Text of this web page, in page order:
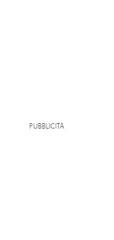
PUBBLICITÀ